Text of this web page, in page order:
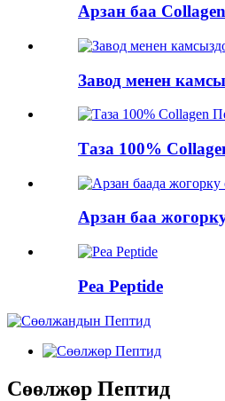
Арзан баа
Завод менен
Таза 100%
Арзан баа
Pea Peptide
Сөөлжөр Пептид